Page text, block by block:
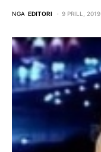
NGA EDITORI 9 PRILL, 2019